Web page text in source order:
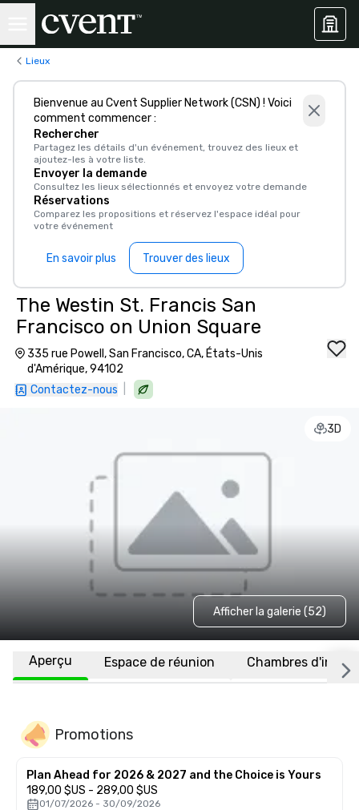
Lieux
Bienvenue au Cvent Supplier Network (CSN) ! Voici
comment commencer :
Rechercher
Partagez les détails d'un événement, trouvez des lieux et
ajoutez-les à votre liste.
Envoyer la demande
Consultez les lieux sélectionnés et envoyez votre demande
Réservations
Comparez les propositions et réservez l'espace idéal pour
votre événement
En savoir plus Trouver des lieux
The Westin St. Francis San
Francisco on Union Square
335 rue Powell, San Francisco, CA, États-Unis
d'Amérique, 94102
Contactez-nous
3D
Afficher la galerie (52)
Aperçu Espace de réunion Chambres
Promotions
Plan Ahead for 2026 & 2027 and the Choice is Yours
189,00 $US - 289,00 $US
01/07/2026 - 30/09/2026